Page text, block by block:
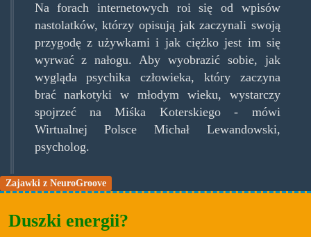
Na forach internetowych roi się od wpisów
nastolatków, którzy opisują jak zaczynali swoją
przygodę z używkami i jak ciężko jest im się
wyrwać z nałogu. Aby wyobrazić sobie, jak
wygląda psychika człowieka, który zaczyna
brać narkotyki w młodym wieku, wystarczy
spojrzeć na Miśka Koterskiego - mówi
Wirtualnej Polsce Michał Lewandowski,
psycholog.
Zajawki z NeuroGroove
Duszki energii?